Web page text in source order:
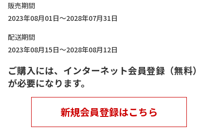
販売期間
2023年08月01日～2028年07月31日
配送期間
2023年08月15日～2028年08月12日
ご購入には、インターネット会員登録（無料）
が必要になります。
新規会員登録はこちら